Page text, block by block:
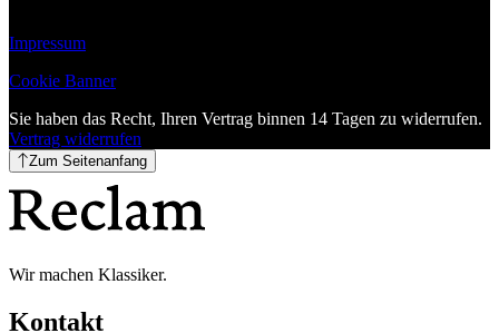
Impressum
Cookie Banner
Sie haben das Recht, Ihren Vertrag binnen 14 Tagen zu widerrufen.
Vertrag widerrufen
Zum Seitenanfang
Wir machen Klassiker.
Kontakt